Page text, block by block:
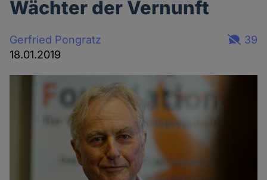
Wächter der Vernunft
Gerfried Pongratz
18.01.2019
39